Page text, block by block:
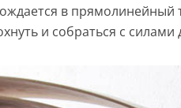
в прямолинейный
и собраться с